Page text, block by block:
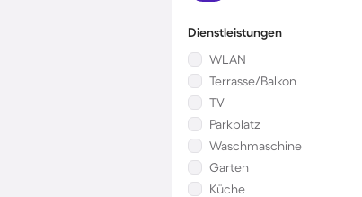
Dienstleistungen
WLAN
Terrasse/Balkon
TV
Parkplatz
Waschmaschine
Garten
Küche